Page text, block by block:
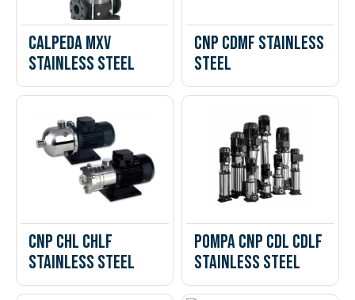
Calpeda MXV
Stainless steel
CNP CDMF Stainless
steel
CNP CHL CHLF
Stainless steel
Pompa CNP CDL CDLF
Stainless steel